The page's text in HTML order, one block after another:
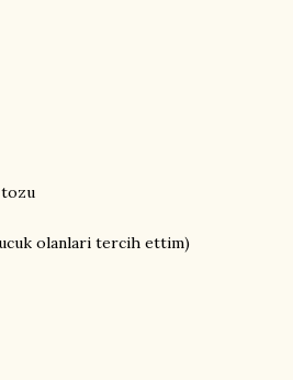
tozu
olanlari tercih ettim)